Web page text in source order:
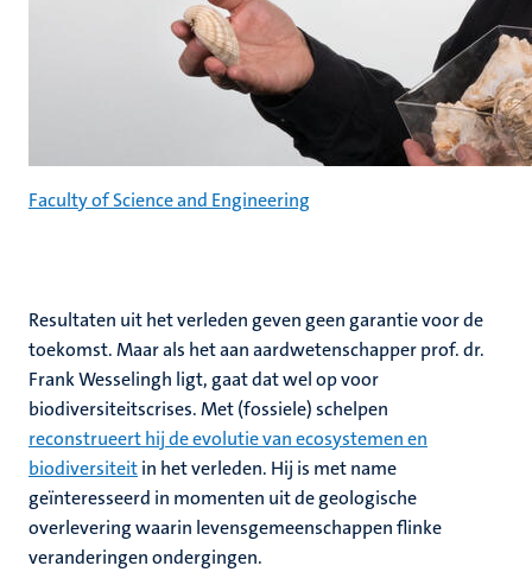
Faculty of Science and Engineering
Resultaten uit het verleden geven geen garantie voor de
toekomst. Maar als het aan aardwetenschapper prof. dr.
Frank Wesselingh ligt, gaat dat wel op voor
biodiversiteitscrises. Met (fossiele) schelpen
reconstrueert hij de evolutie van ecosystemen en
biodiversiteitin het verleden. Hij is met name
geïnteresseerd in momenten uit de geologische
overlevering waarin levensgemeenschappen flinke
veranderingen ondergingen.